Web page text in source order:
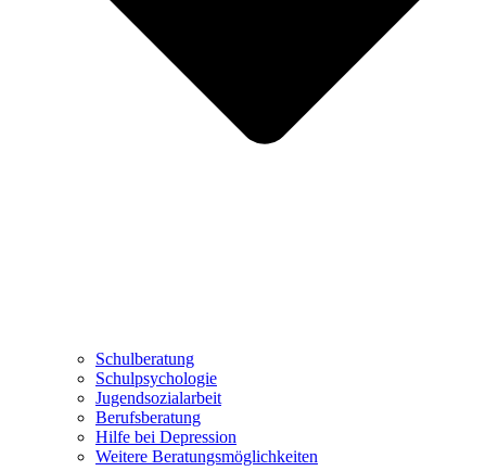
Schulberatung
Schulpsychologie
Jugendsozialarbeit
Berufsberatung
Hilfe bei Depression
Weitere Beratungsmöglichkeiten